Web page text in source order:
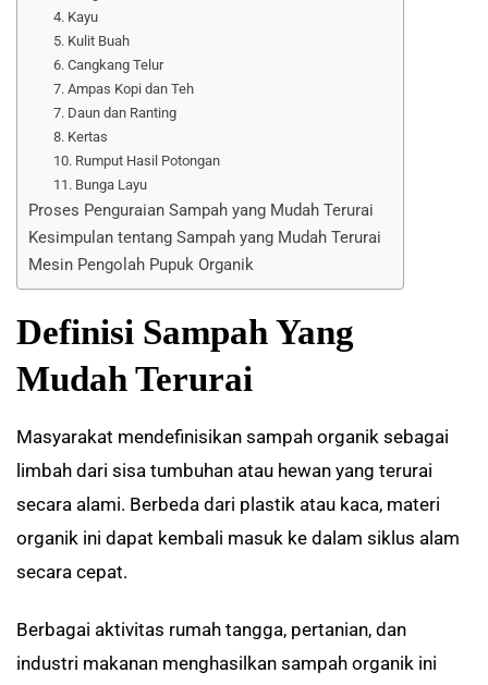
4. Kayu
5. Kulit Buah
6. Cangkang Telur
7. Ampas Kopi dan Teh
7. Daun dan Ranting
8. Kertas
10. Rumput Hasil Potongan
11. Bunga Layu
Proses Penguraian Sampah yang Mudah Terurai
Kesimpulan tentang Sampah yang Mudah Terurai
Mesin Pengolah Pupuk Organik
Definisi Sampah Yang
Mudah Terurai
Masyarakat mendefinisikan sampah organik sebagai
limbah dari sisa tumbuhan atau hewan yang terurai
secara alami. Berbeda dari plastik atau kaca, materi
organik ini dapat kembali masuk ke dalam siklus alam
secara cepat.
Berbagai aktivitas rumah tangga, pertanian, dan
industri makanan menghasilkan sampah organik ini